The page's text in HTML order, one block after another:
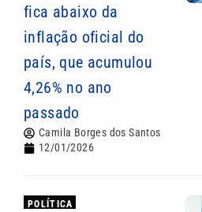
fica abaixo da
inflação oficial do
país, que acumulou
4,26% no ano
passado
Camila Borges dos Santos
12/01/2026
POLÍTICA